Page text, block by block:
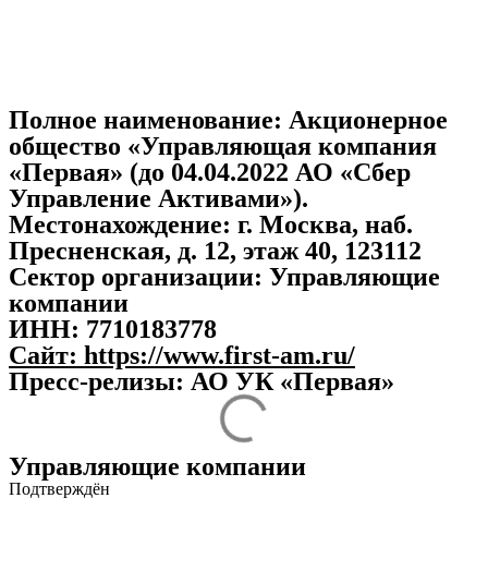
Полное наименование: Акционерное
общество «Управляющая компания
«Первая» (до 04.04.2022 АО «Сбер
Управление Активами»).
Местонахождение: г. Москва, наб.
Пресненская, д. 12, этаж 40, 123112
Сектор организации: Управляющие
компании
ИНН: 7710183778
Сайт: https://www.first-am.ru/
Пресс-релизы: АО УК «Первая»
Управляющие компании
Подтверждён